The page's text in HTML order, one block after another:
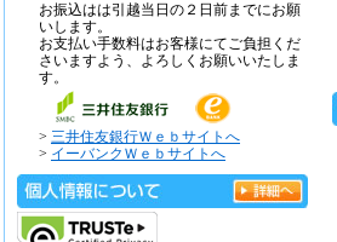
お振込はは引越当日の２日前までにお願
いします。
お支払い手数料はお客様にてご負担くだ
さいますよう、よろしくお願いいたしま
す。
> 三井住友銀行Ｗｅｂサイトへ
> イーバンクＷｅｂサイトへ